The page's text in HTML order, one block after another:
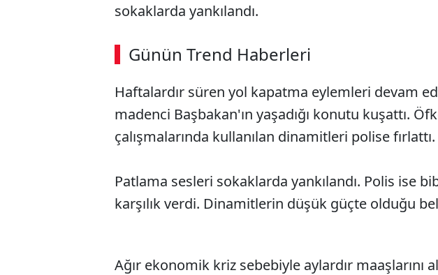
sokaklarda yankılandı.
Günün Trend Haberleri
00:02 / 09:08
Haftalardır süren yol kapatma eylemleri devam
madenci Başbakan'ın yaşadığı konutu kuşattı.
çalışmalarında kullanılan dinamitleri polise fırlattı.
Patlama sesleri sokaklarda yankılandı. Polis ise
karşılık verdi. Dinamitlerin düşük güçte olduğu
Ağır ekonomik kriz sebebiyle aylardır maaşlarını